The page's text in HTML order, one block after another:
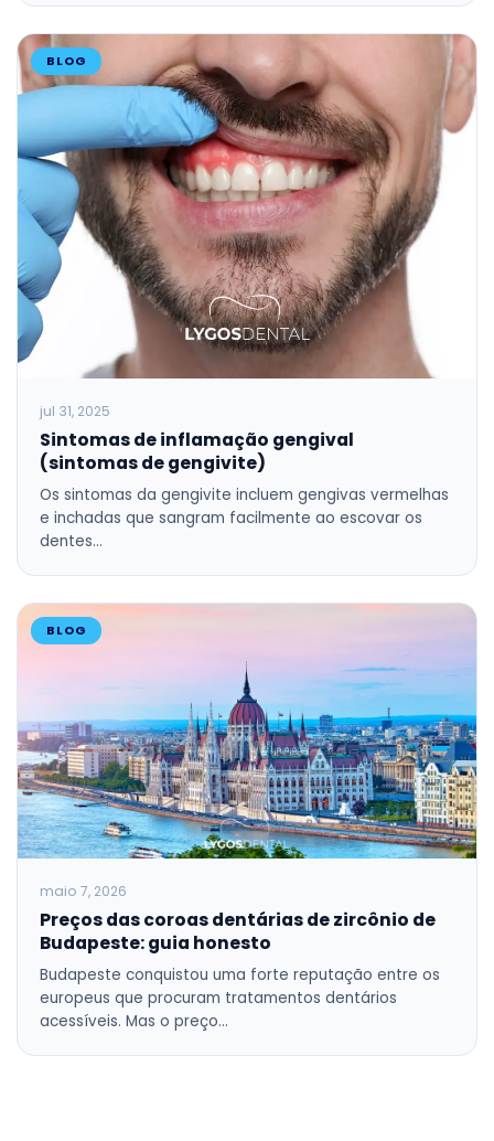
BLOG
jul 31, 2025
Sintomas de inflamação gengival
(sintomas de gengivite)
Os sintomas da gengivite incluem gengivas vermelhas
e inchadas que sangram facilmente ao escovar os
dentes…
BLOG
maio 7, 2026
Preços das coroas dentárias de zircônio de
Budapeste: guia honesto
Budapeste conquistou uma forte reputação entre os
europeus que procuram tratamentos dentários
acessíveis. Mas o preço…